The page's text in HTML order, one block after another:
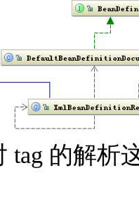
tag 的解析